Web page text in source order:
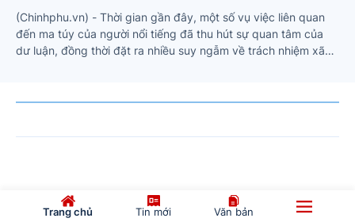
(Chinhphu.vn) - Thời gian gần đây, một số vụ việc liên quan
đến ma túy của người nổi tiếng đã thu hút sự quan tâm của
dư luận, đồng thời đặt ra nhiều suy ngẫm về trách nhiệm xã
cũng là lời nhắc nhở về vai trò, trách nhiệm và những tác
Trang chủ Tin mới Văn bản